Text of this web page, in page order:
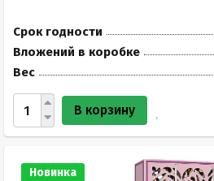
Срок годности
Вложений в коробке
Вес
В корзину
Новинка